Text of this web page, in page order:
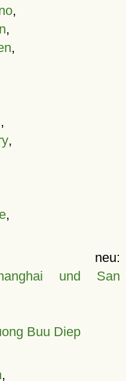
,
,
,
,
,
,
und San
Buu Diep
,